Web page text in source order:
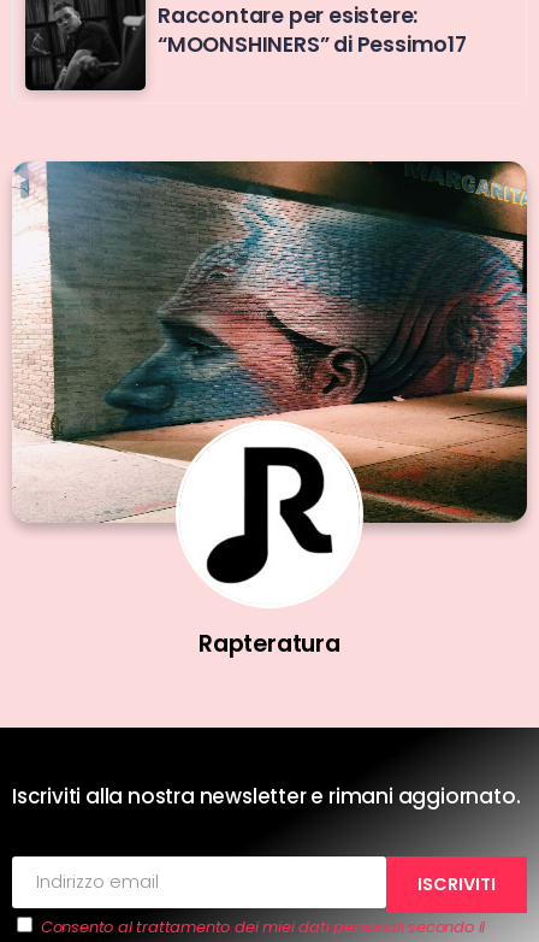
Raccontare per esistere:
“MOONSHINERS” di Pessimo17
Rapteratura
Iscriviti alla nostra newsletter e rimani aggiornato.
Consento al trattamento dei miei dati personali secondo il